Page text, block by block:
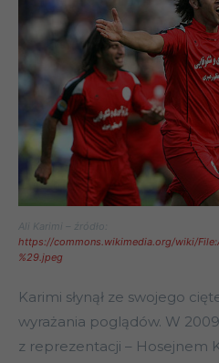
Ali Karimi – źródło:
https://commons.wikimedia.org/wiki/
%29.jpeg
Karimi słynął ze swojego
wyrażania poglądów. W
z reprezentacji – Hosejnem